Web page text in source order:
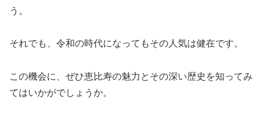
う。
それでも、令和の時代になってもその人気は健在です。
この機会に、ぜひ恵比寿の魅力とその深い歴史を知ってみ
てはいかがでしょうか。